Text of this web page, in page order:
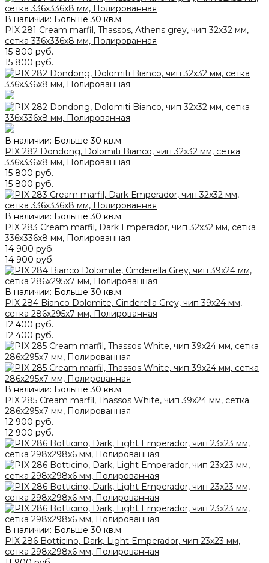
В наличии: Больше 30 кв.м
PIX 281 Cream marfil, Thassos, Athens grey, чип 32x32 мм,
сетка 336х336x8 мм, Полированная
15 800 руб.
15 800 руб.
В наличии: Больше 30 кв.м
PIX 282 Dondong, Dolomiti Bianco, чип 32x32 мм, сетка
336х336x8 мм, Полированная
15 800 руб.
15 800 руб.
В наличии: Больше 30 кв.м
PIX 283 Cream marfil, Dark Еmperador, чип 32x32 мм, сетка
336х336x8 мм, Полированная
14 900 руб.
14 900 руб.
В наличии: Больше 30 кв.м
PIX 284 Bianco Dolomite, Cinderella Grey, чип 39x24 мм,
сетка 286х295x7 мм, Полированная
12 400 руб.
12 400 руб.
В наличии: Больше 30 кв.м
PIX 285 Cream marfil, Thassos White, чип 39x24 мм, сетка
286х295x7 мм, Полированная
12 900 руб.
12 900 руб.
В наличии: Больше 30 кв.м
PIX 286 Botticino, Dark, Light Emperador, чип 23x23 мм,
сетка 298х298x6 мм, Полированная